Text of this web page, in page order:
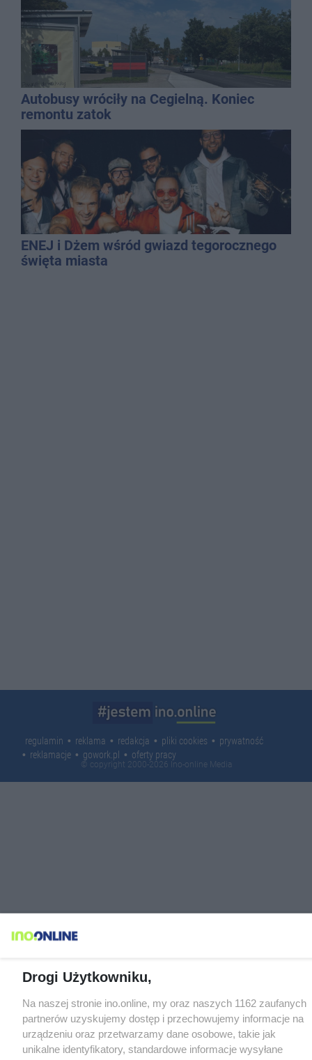
Autobusy wróciły na Cegielną. Koniec
remontu zatok
ENEJ i Dżem wśród gwiazd tegorocznego
święta miasta
regulamin reklama redakcja pliki cookies
prywatność
reklamacje
gowork.pl oferty pracy
© copyright 2000-2026 Ino-online Media
Drogi Użytkowniku,
Na naszej stronie ino.online, my oraz naszych 1162 zaufanych
partnerów uzyskujemy dostęp i przechowujemy informacje na
urządzeniu oraz przetwarzamy dane osobowe, takie jak
unikalne identyfikatory, standardowe informacje wysyłane